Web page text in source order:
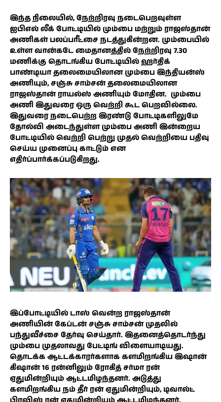
இந்த நிலையில், நேற்றிரவு நடைபெறவுள்ள
ஐபிஎல் லீக் போட்டியில் மும்பை மற்றும் ராஜஸ்தான்
அணிகள் பலப்பரீட்சை நடத்துகின்றன. மும்பையில்
உள்ள வான்கடே மைதானத்தில் நேற்றிரவு 7.30
மணிக்கு தொடங்கிய போட்டியில் ஹர்திக்
பாண்டியா தலைமையிலான மும்பை இந்தியன்ஸ்
அணியும், சஞ்சு சாம்சன் தலைமையிலான
ராஜஸ்தான் ராயல்ஸ் அணியும் மோதின. மும்பை
அணி இதுவரை ஒரு வெற்றி கூட பெறவில்லை.
இதுவரை நடைபெற்ற இரண்டு போட்டிகளிலுமே
தோல்வி அடைந்துள்ள மும்பை அணி இன்றைய
போட்டியில் வெற்றி பெற்று முதல் வெற்றியை பதிவு
செய்ய முனைப்பு காட்டும் என
எதிர்ப்பார்க்கப்படுகிறது.
இப்போட்டியில் டாஸ் வென்ற ராஜஸ்தான்
அணியின் கேப்டன் சஞ்சு சாம்சன் முதலில்
பந்துவீச்சை தேர்வு செய்தார். இதனைத்தொடர்ந்து
மும்பை முதலாவது பேட்டிங் விளையாடியது.
தொடக்க ஆட்டக்காரர்களாக களமிறங்கிய இஷான்
கிஷான் 16 ரன்னிலும் ரோகித் சர்மா ரன்
ஏதுமின்றியும் ஆட்டமிழந்தனர். அடுத்து
களமிறங்கிய நம் தீர் ரன் ஏதுமின்றியும், டிவால்ட்